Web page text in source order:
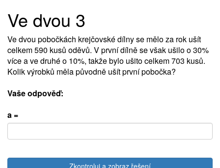
Ve dvou 3
Ve dvou pobočkách krejčovské dílny se mělo za rok ušít
celkem 590 kusů oděvů. V první dílně se však ušilo o 30%
více a ve druhé o 10%, takže bylo ušito celkem 703 kusů.
Kolik výrobků měla původně ušít první pobočka?
Vaše odpověď:
a =
Zkontroluj a zobraz řešení